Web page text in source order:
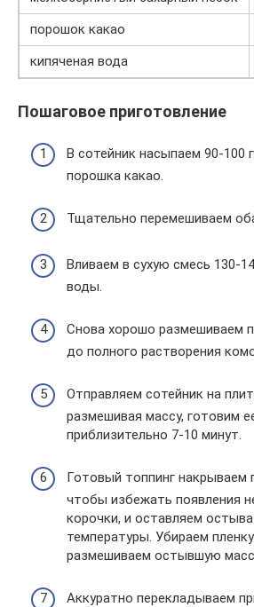
порошок какао
кипяченая вода
Пошаговое приготовление
В сотейник насыпаем 90-100
порошка какао.
Тщательно перемешиваем
Вливаем в сухую смесь 130-
воды.
Снова хорошо размешиваем
до полного растворения
Отправляем сотейник на
размешивая массу, готовим
приблизительно 7-10 минут.
Готовый топпинг накрываем
чтобы избежать появления
корочки, и оставляем
температуры. Убираем
размешиваем остывшую
Аккуратно перекладываем